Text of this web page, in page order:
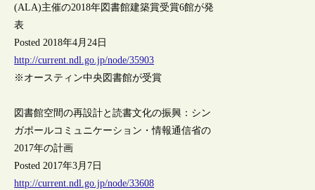
(ALA)主催の2018年図書館建築賞受賞6館が発
表
Posted 2018年4月24日
http://current.ndl.go.jp/node/35903
※オースティン中央図書館が受賞
図書館空間の再設計と読書文化の振興：シン
ガポールコミュニケーション・情報通信省の
2017年の計画
Posted 2017年3月7日
http://current.ndl.go.jp/node/33608